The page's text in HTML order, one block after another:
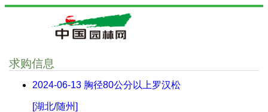
求购信息
2024-06-13 胸径80公分以上罗汉松
[湖北/随州]